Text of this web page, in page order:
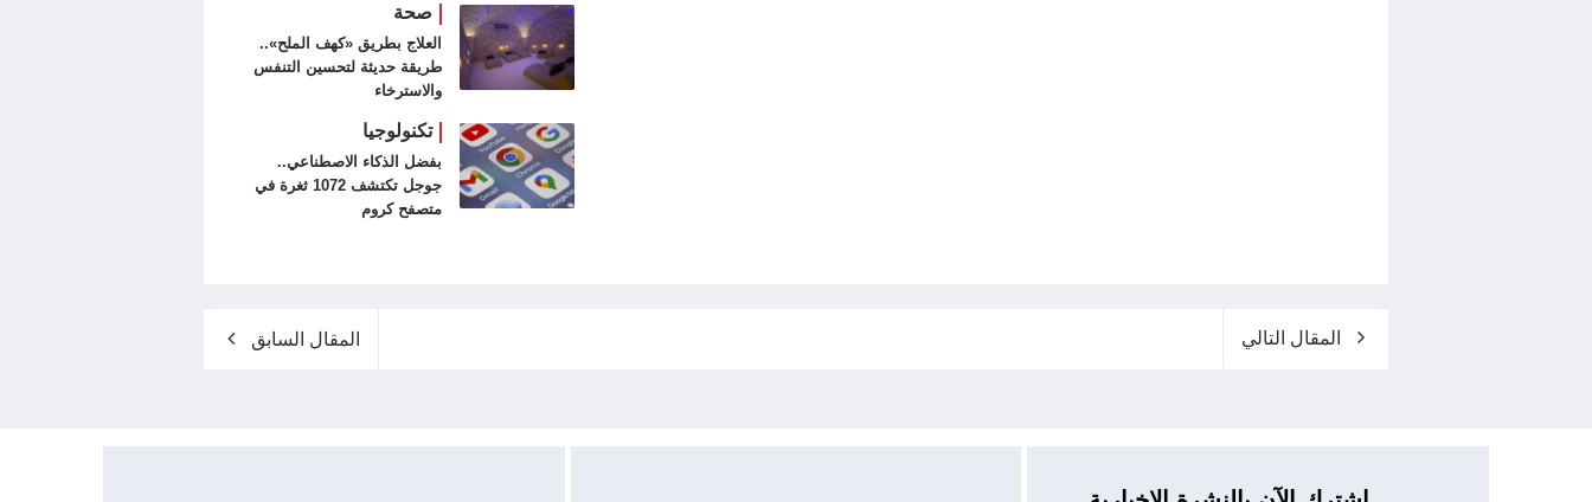
صحة
العلاج بطريق «كهف الملح»..
طريقة حديثة لتحسين التنفس
والاسترخاء
تكنولوجيا
بفضل الذكاء الاصطناعي..
جوجل تكتشف 1072 ثغرة في
متصفح كروم
المقال التالي المقال السابق